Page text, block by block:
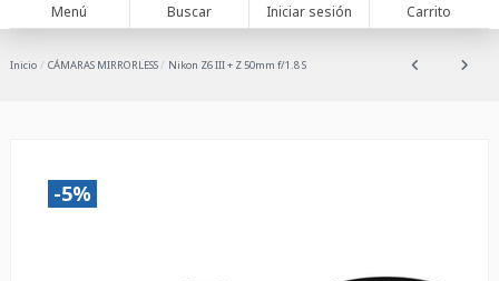
Menú Buscar Iniciar sesión Carrito
Inicio CÁMARAS MIRRORLESS Nikon Z6 III + Z 50mm f/1.8 S
-5%